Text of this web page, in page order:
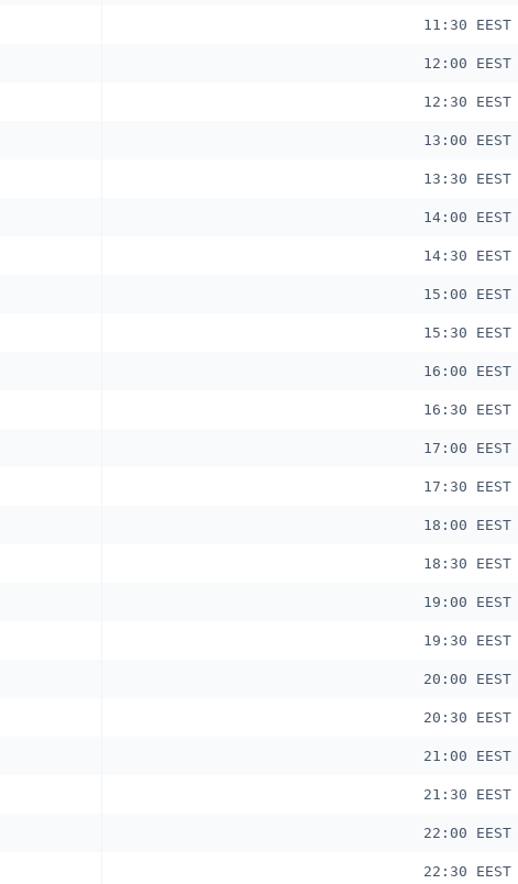
11:30 EEST
12:00 EEST
12:30 EEST
13:00 EEST
13:30 EEST
14:00 EEST
14:30 EEST
15:00 EEST
15:30 EEST
16:00 EEST
16:30 EEST
17:00 EEST
17:30 EEST
18:00 EEST
18:30 EEST
19:00 EEST
19:30 EEST
20:00 EEST
20:30 EEST
21:00 EEST
21:30 EEST
22:00 EEST
22:30 EEST